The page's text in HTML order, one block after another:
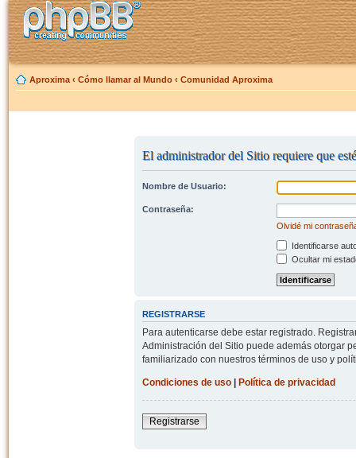
Aproxima ‹ Cómo llamar al Mundo ‹ Comunidad Aproxima
El administrador del Sitio requiere que
Nombre de Usuario:
Contraseña:
Olvidé mi
Identificarse
Ocultar mi
REGISTRARSE
Para autenticarse debe estar registrado.
Administración del Sitio puede además otorgar
familiarizado con nuestros términos de uso y
Condiciones de uso| Política de privacidad
Registrarse